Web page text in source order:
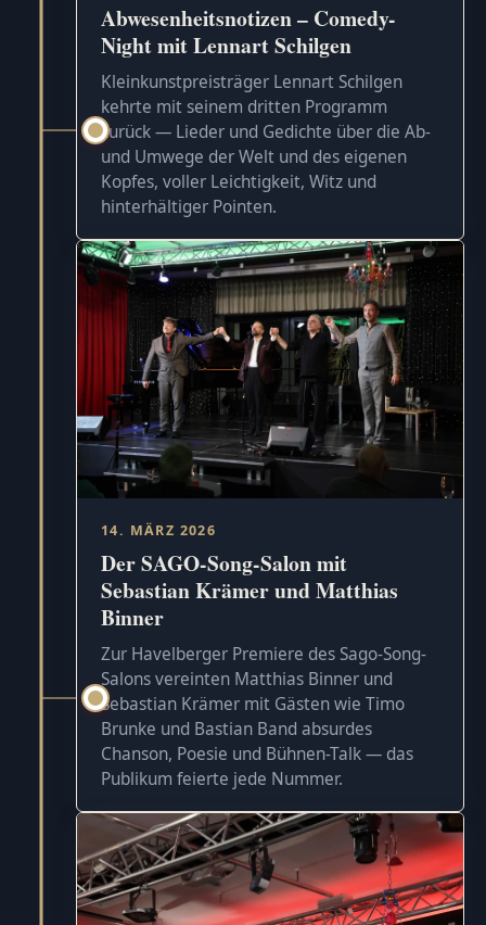
Abwesenheitsnotizen – Comedy-
Night mit Lennart Schilgen
Kleinkunstpreisträger Lennart Schilgen
kehrte mit seinem dritten Programm
zurück — Lieder und Gedichte über die Ab-
und Umwege der Welt und des eigenen
Kopfes, voller Leichtigkeit, Witz und
hinterhältiger Pointen.
14. MÄRZ 2026
Der SAGO-Song-Salon mit
Sebastian Krämer und Matthias
Binner
Zur Havelberger Premiere des Sago-Song-
Salons vereinten Matthias Binner und
Sebastian Krämer mit Gästen wie Timo
Brunke und Bastian Band absurdes
Chanson, Poesie und Bühnen-Talk — das
Publikum feierte jede Nummer.